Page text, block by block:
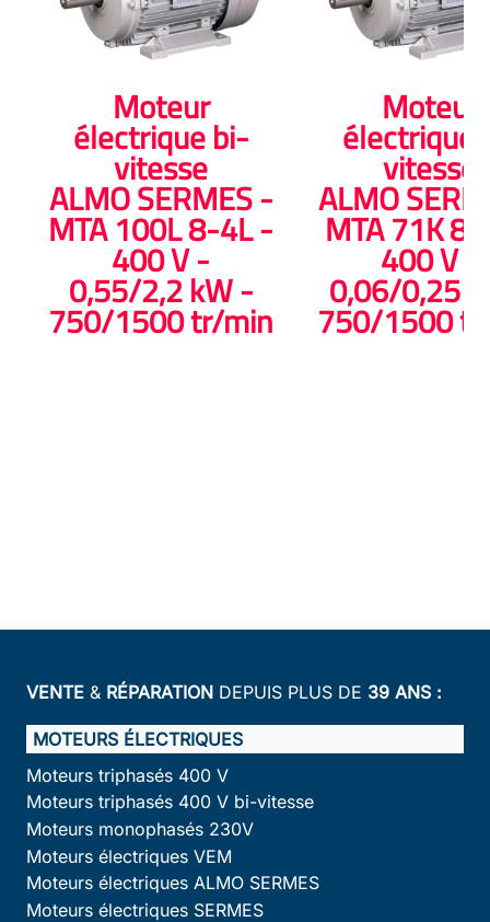
Moteur
électrique bi-
vitesse
ALMO SERMES -
MTA 100L 8-4L -
400 V -
0,55/2,2 kW -
750/1500 tr/min
Moteur
électrique
vitesse
ALMO
MTA 71K
400 V -
0,06/0,25
750/1500
VENTE & RÉPARATION DEPUIS PLUS DE 39 ANS :
MOTEURS ÉLECTRIQUES
Moteurs triphasés 400 V
Moteurs triphasés 400 V bi-vitesse
Moteurs monophasés 230V
Moteurs électriques VEM
Moteurs électriques ALMO SERMES
Moteurs électriques SERMES